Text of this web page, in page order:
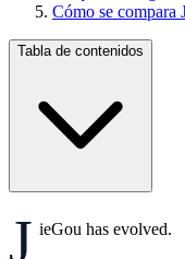
Cómo se compara
Tabla de contenidos
J ieGou has evolved.